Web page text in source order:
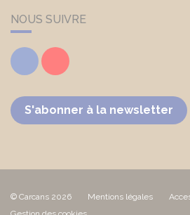
NOUS SUIVRE
FacebookYoutube
S'abonner à la newsletter
© Carcans 2026 Mentions légales